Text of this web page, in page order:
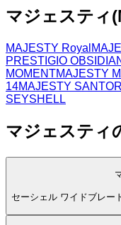
マジェスティ(
MAJESTY Royal
PRESTIGIO
MOMENTMAJESTY
14MAJESTY
SEYSHELL
マジェスティ
セーシェル ワイドブレー